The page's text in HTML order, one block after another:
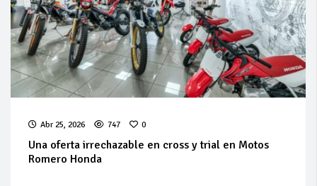
Abr 25, 2026 747 0
Una oferta irrechazable en cross y trial en Motos
Romero Honda